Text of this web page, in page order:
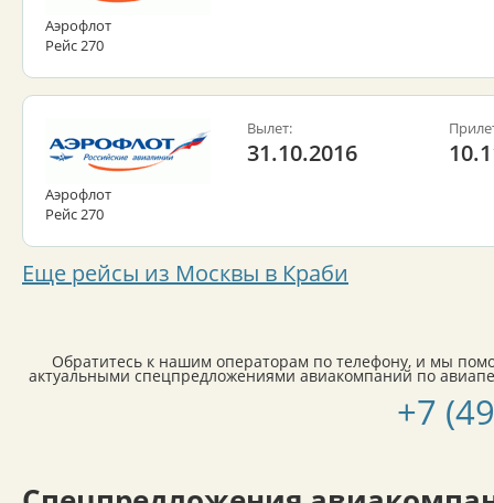
Аэрофлот
Рейс 270
Аэрофлот
Рейс 270
Вылет:
31.10.2016
Еще рейсы из Москвы в Краби
Обратитесь к нашим операторам по телефону, и мы
актуальными спецпредложениями авиакомпаний по
+7